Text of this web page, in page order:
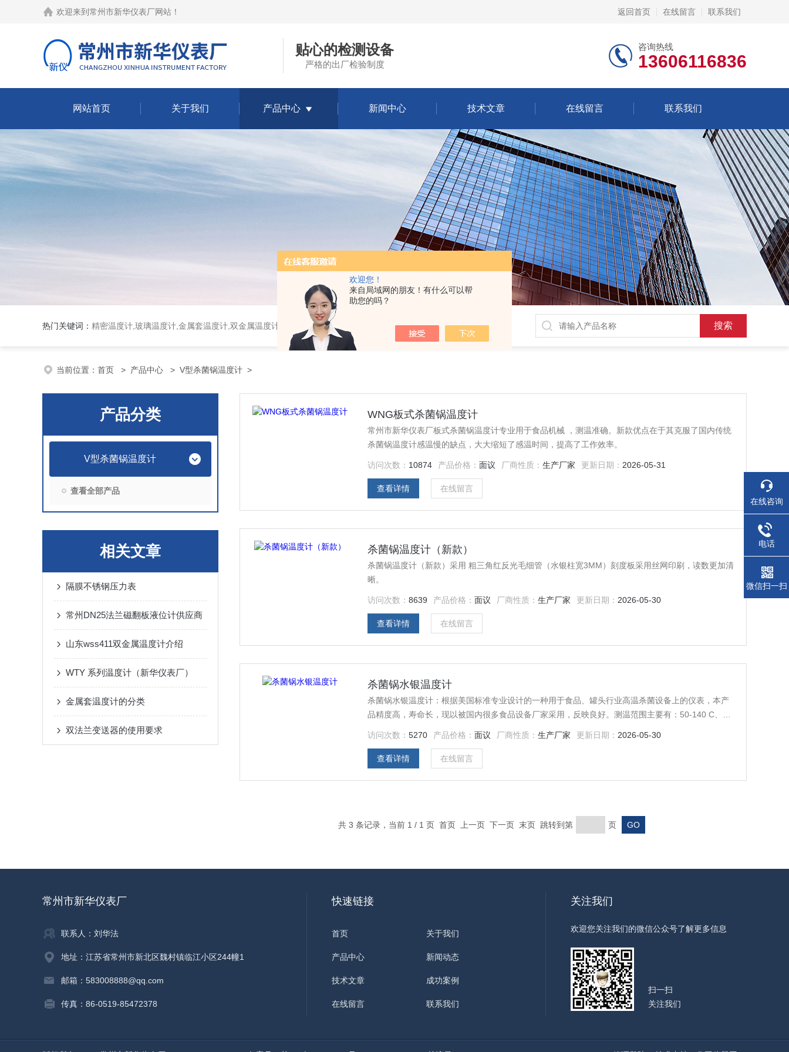
欢迎您！
来自局域网的朋友！有什么可以帮
助您的吗？
欢迎来到 常州市新华仪表厂网站 ！ 返回首页 在线留言 联系我们
贴心的检测设备
严格的出厂检验制度
咨询热线
13606116836
网站首页 关于我们 产品中心 新闻中心 技术文章 在线留言 联系我们
热门关键词： 精密温度计,玻璃温度计,金属套温度计,双金属温度计,水银温度计
当前位置： 首页 > 产品中心 > V型杀菌锅温度计 >
产品分类
V型杀菌锅温度计
查看全部产品
相关文章
隔膜不锈钢压力表
常州DN25法兰磁翻板液位计供应商
山东wss411双金属温度计介绍
WTY 系列温度计（新华仪表厂）
金属套温度计的分类
双法兰变送器的使用要求
WNG板式杀菌锅温度计
常州市新华仪表厂板式杀菌锅温度计专业用于食品机械 ，测温准确。新款优点在于其克服了国内传统
杀菌锅温度计感温慢的缺点，大大缩短了感温时间，提高了工作效率。
访问次数： 10874 产品价格：面议 厂商性质：生产厂家 更新日期： 2026-05-31
查看详情 在线留言
杀菌锅温度计（新款）
杀菌锅温度计（新款）采用 粗三角红反光毛细管（水银柱宽3MM）刻度板采用丝网印刷，读数更加清
晰。
访问次数：8639 产品价格：面议 厂商性质：生产厂家 更新日期： 2026-05-30
查看详情 在线留言
杀菌锅水银温度计
杀菌锅水银温度计：根据美国标准专业设计的一种用于食品、罐头行业高温杀菌设备上的仪表，本产
品精度高，寿命长，现以被国内很多食品设备厂家采用，反映良好。测温范围主要有：50-140 C、
访问次数：5270 产品价格：面议 厂商性质：生产厂家 更新日期： 2026-05-30
查看详情 在线留言
共 3 条记录，当前 1 / 1 页 首页 上一页 下一页 末页 跳转到第 页
常州市新华仪表厂
联系人：刘华法
地址：江苏省常州市新北区魏村镇临江小区244幢1
邮箱：583008888@qq.com
传真：86-0519-85472378
快速链接
首页 关于我们
产品中心 新闻动态
技术文章 成功案例
在线留言 联系我们
关注我们
欢迎您关注我们的微信公众号了解更多信息
扫一扫
关注我们
在线咨询
电话
微信扫一扫